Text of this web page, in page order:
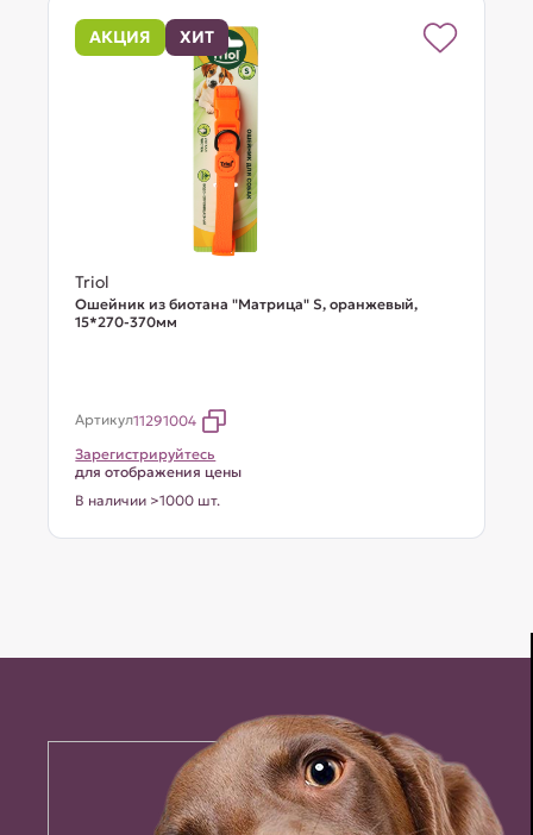
АКЦИЯ ХИТ
Triol
Ошейник из биотана "Матрица" S, оранжевый,
15*270-370мм
Артикул11291004
Зарегистрируйтесь
для отображения цены
В наличии >1000 шт.